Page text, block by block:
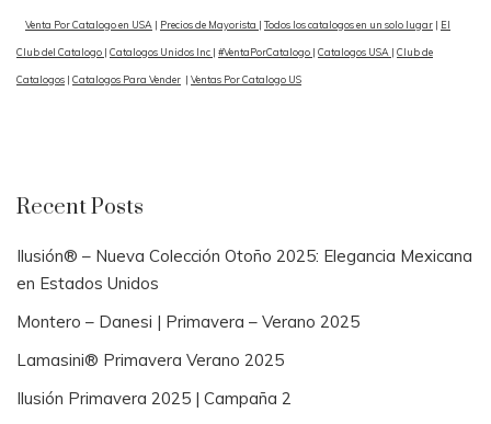
Venta Por Catalogo en USA | Precios de Mayorista | Todos los catalogos en un solo lugar | El
Club del Catalogo | Catalogos Unidos Inc | #VentaPorCatalogo | Catalogos USA | Club de
Catalogos | Catalogos Para Vender | Ventas Por Catalogo US
Recent Posts
Ilusión® – Nueva Colección Otoño 2025: Elegancia Mexicana
en Estados Unidos
Montero – Danesi | Primavera – Verano 2025
Lamasini® Primavera Verano 2025
Ilusión Primavera 2025 | Campaña 2